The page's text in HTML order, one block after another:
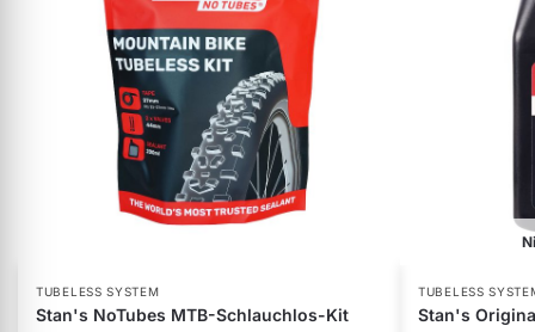
TUBELESS SYSTEM
Stan's NoTubes MTB-Schlauchlos-Kit
TUBELESS
Stan's